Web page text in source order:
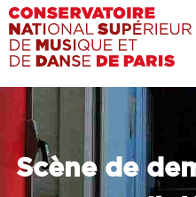
Aller
au
contenu
principal
Scène de
Panneau de gestion des